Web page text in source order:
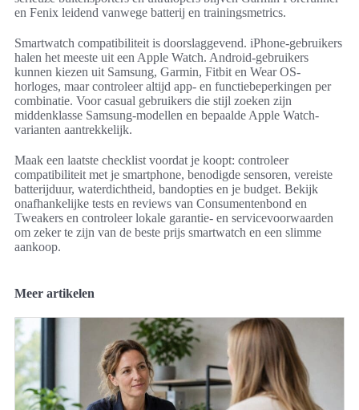
en Fenix leidend vanwege batterij en trainingsmetrics.
Smartwatch compatibiliteit is doorslaggevend. iPhone-gebruikers
halen het meeste uit een Apple Watch. Android-gebruikers
kunnen kiezen uit Samsung, Garmin, Fitbit en Wear OS-
horloges, maar controleer altijd app- en functiebeperkingen per
combinatie. Voor casual gebruikers die stijl zoeken zijn
middenklasse Samsung-modellen en bepaalde Apple Watch-
varianten aantrekkelijk.
Maak een laatste checklist voordat je koopt: controleer
compatibiliteit met je smartphone, benodigde sensoren, vereiste
batterijduur, waterdichtheid, bandopties en je budget. Bekijk
onafhankelijke tests en reviews van Consumentenbond en
Tweakers en controleer lokale garantie- en servicevoorwaarden
om zeker te zijn van de beste prijs smartwatch en een slimme
aankoop.
Meer artikelen